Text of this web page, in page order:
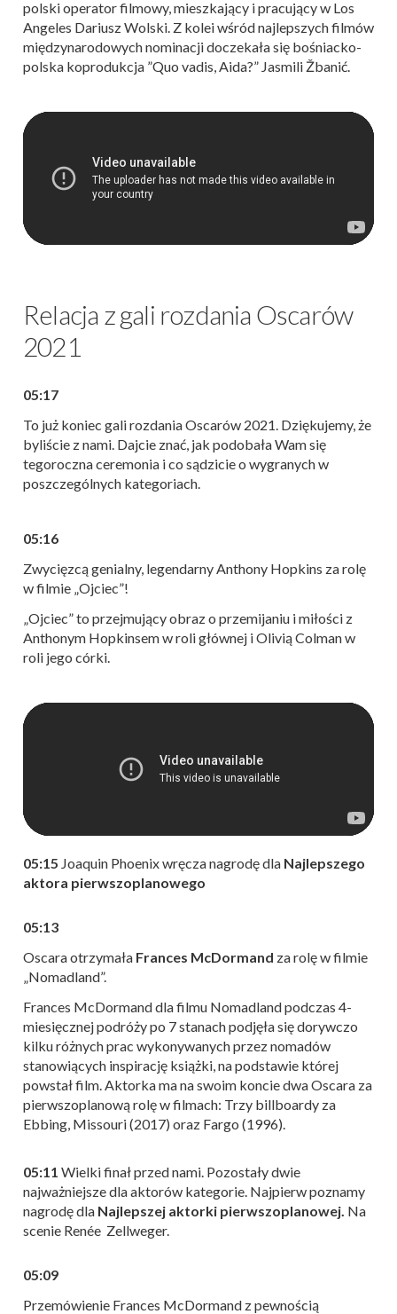
polski operator filmowy, mieszkający i pracujący w Los
Angeles Dariusz Wolski. Z kolei wśród najlepszych filmów
międzynarodowych nominacji doczekała się bośniacko-
polska koprodukcja ”Quo vadis, Aida?” Jasmili Žbanić.
Relacja z gali rozdania Oscarów
2021
05:17
To już koniec gali rozdania Oscarów 2021. Dziękujemy, że
byliście z nami. Dajcie znać, jak podobała Wam się
tegoroczna ceremonia i co sądzicie o wygranych w
poszczególnych kategoriach.
05:16
Zwycięzcą genialny, legendarny Anthony Hopkins za rolę
w filmie „Ojciec”!
„Ojciec” to przejmujący obraz o przemijaniu i miłości z
Anthonym Hopkinsem w roli głównej i Olivią Colman w
roli jego córki.
05:15 Joaquin Phoenix wręcza nagrodę dla Najlepszego
aktora pierwszoplanowego
05:13
Oscara otrzymała Frances McDormand za rolę w filmie
„Nomadland”.
Frances McDormand dla filmu Nomadland podczas 4-
miesięcznej podróży po 7 stanach podjęła się dorywczo
kilku różnych prac wykonywanych przez nomadów
stanowiących inspirację książki, na podstawie której
powstał film. Aktorka ma na swoim koncie dwa Oscara za
pierwszoplanową rolę w filmach: Trzy billboardy za
Ebbing, Missouri (2017) oraz Fargo (1996).
05:11 Wielki finał przed nami. Pozostały dwie
najważniejsze dla aktorów kategorie. Najpierw poznamy
nagrodę dla Najlepszej aktorki pierwszoplanowej. Na
scenie Renée Zellweger.
05:09
Przemówienie Frances McDormand z pewnością